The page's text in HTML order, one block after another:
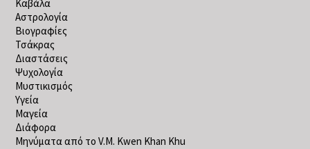
Καβάλα
Αστρολογία
Βιογραφίες
Τσάκρας
Διαστάσεις
Ψυχολογία
Μυστικισμός
Υγεία
Μαγεία
Διάφορα
Μηνύματα από το V.M. Kwen Khan Khu